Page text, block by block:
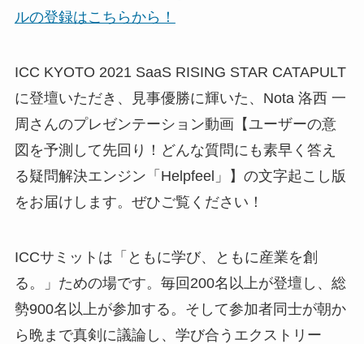
ルの登録はこちらから！
ICC KYOTO 2021 SaaS RISING STAR CATAPULT
に登壇いただき、見事優勝に輝いた、Nota 洛西 一
周さんのプレゼンテーション動画【ユーザーの意
図を予測して先回り！どんな質問にも素早く答え
る疑問解決エンジン「Helpfeel」】の文字起こし版
をお届けします。ぜひご覧ください！
ICCサミットは「ともに学び、ともに産業を創
る。」ための場です。毎回200名以上が登壇し、総
勢900名以上が参加する。そして参加者同士が朝か
ら晩まで真剣に議論し、学び合うエクストリー